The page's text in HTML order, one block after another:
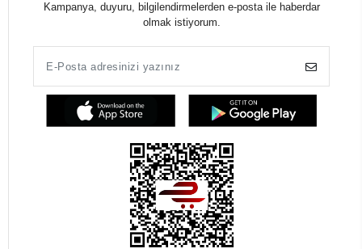
Kampanya, duyuru, bilgilendirmelerden e-posta ile haberdar
olmak istiyorum.